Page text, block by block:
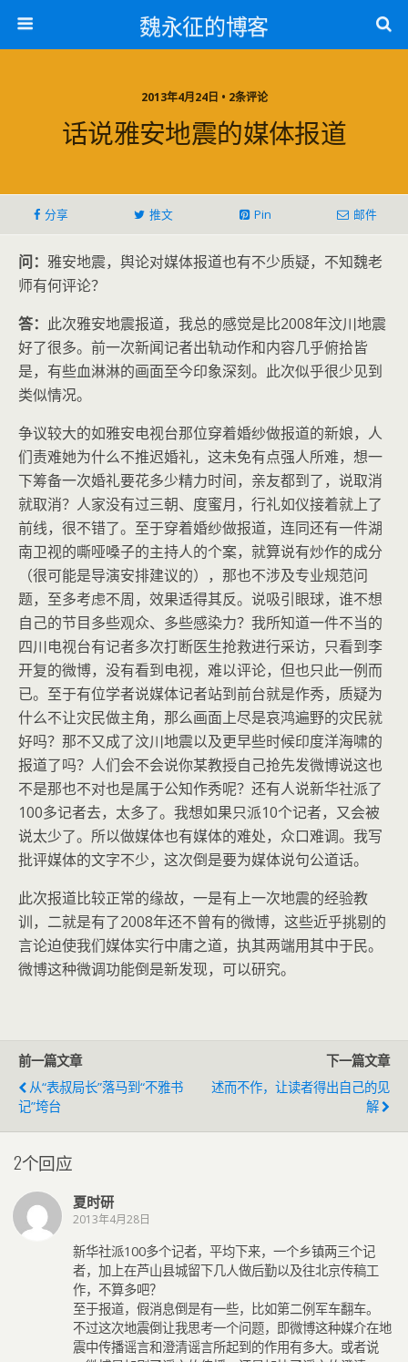
魏永征的博客
2013年4月24日 • 2条评论
话说雅安地震的媒体报道
分享 推文 Pin 邮件
问： 雅安地震，舆论对媒体报道也有不少质疑，不知魏老
师有何评论？
答： 此次雅安地震报道，我总的感觉是比2008年汶川地震
好了很多。前一次新闻记者出轨动作和内容几乎俯拾皆
是，有些血淋淋的画面至今印象深刻。此次似乎很少见到
类似情况。
争议较大的如雅安电视台那位穿着婚纱做报道的新娘，人
们责难她为什么不推迟婚礼，这未免有点强人所难，想一
下筹备一次婚礼要花多少精力时间，亲友都到了，说取消
就取消？人家没有过三朝、度蜜月，行礼如仪接着就上了
前线，很不错了。至于穿着婚纱做报道，连同还有一件湖
南卫视的嘶哑嗓子的主持人的个案，就算说有炒作的成分
（很可能是导演安排建议的），那也不涉及专业规范问
题，至多考虑不周，效果适得其反。说吸引眼球，谁不想
自己的节目多些观众、多些感染力？我所知道一件不当的
四川电视台有记者多次打断医生抢救进行采访，只看到李
开复的微博，没有看到电视，难以评论，但也只此一例而
已。至于有位学者说媒体记者站到前台就是作秀，质疑为
什么不让灾民做主角，那么画面上尽是哀鸿遍野的灾民就
好吗？那不又成了汶川地震以及更早些时候印度洋海啸的
报道了吗？人们会不会说你某教授自己抢先发微博说这也
不是那也不对也是属于公知作秀呢？还有人说新华社派了
100多记者去，太多了。我想如果只派10个记者，又会被
说太少了。所以做媒体也有媒体的难处，众口难调。我写
批评媒体的文字不少，这次倒是要为媒体说句公道话。
此次报道比较正常的缘故，一是有上一次地震的经验教
训，二就是有了2008年还不曾有的微博，这些近乎挑剔的
言论迫使我们媒体实行中庸之道，执其两端用其中于民。
微博这种微调功能倒是新发现，可以研究。
前一篇文章
从“表叔局长”落马到“不雅书
记”垮台
下一篇文章
述而不作，让读者得出自己的见
解
2个回应
夏时研
2013年4月28日
新华社派100多个记者，平均下来，一个乡镇两三个记
者，加上在芦山县城留下几人做后勤以及往北京传稿工
作，不算多吧？
至于报道，假消息倒是有一些，比如第二例军车翻车。
不过这次地震倒让我思考一个问题，即微博这种媒介在地
震中传播谣言和澄清谣言所起到的作用有多大。或者说